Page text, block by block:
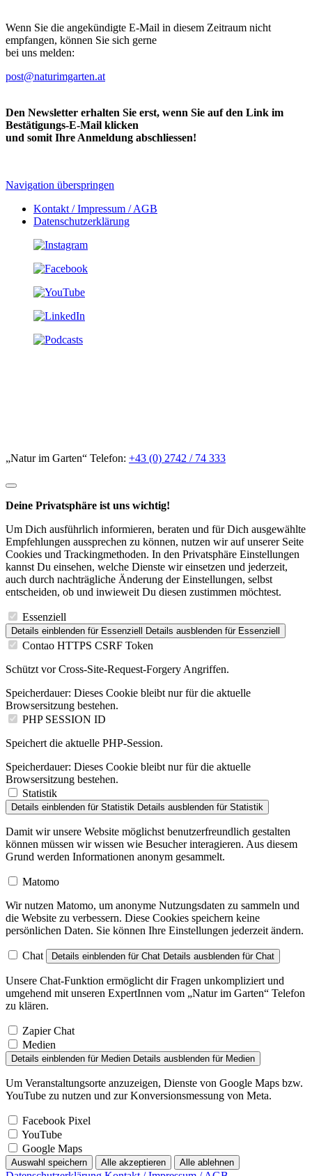
Wenn Sie die angekündigte E-Mail in diesem Zeitraum nicht
empfangen, können Sie sich gerne
bei uns melden:
post@naturimgarten.at
Den Newsletter erhalten Sie erst, wenn Sie auf den Link im
Bestätigungs-E-Mail klicken
und somit Ihre Anmeldung abschliessen!
Navigation überspringen
Kontakt / Impressum / AGB
Datenschutzerklärung
„Natur im Garten“ Telefon: +43 (0) 2742 / 74 333
Deine Privatsphäre ist uns wichtig!
Um Dich ausführlich informieren, beraten und für Dich ausgewählte
Empfehlungen aussprechen zu können, nutzen wir auf unserer Seite
Cookies und Trackingmethoden. In den Privatsphäre Einstellungen
kannst Du einsehen, welche Dienste wir einsetzen und jederzeit,
auch durch nachträgliche Änderung der Einstellungen, selbst
entscheiden, ob und inwieweit Du diesen zustimmen möchtest.
Essenziell
Details einblenden für Essenziell Details ausblenden für Essenziell
Contao HTTPS CSRF Token
Schützt vor Cross-Site-Request-Forgery Angriffen.
Speicherdauer: Dieses Cookie bleibt nur für die aktuelle
Browsersitzung bestehen.
PHP SESSION ID
Speichert die aktuelle PHP-Session.
Speicherdauer: Dieses Cookie bleibt nur für die aktuelle
Browsersitzung bestehen.
Statistik
Details einblenden für Statistik Details ausblenden für Statistik
Damit wir unsere Website möglichst benutzerfreundlich gestalten
können müssen wir wissen wie Besucher interagieren. Aus diesem
Grund werden Informationen anonym gesammelt.
Matomo
Wir nutzen Matomo, um anonyme Nutzungsdaten zu sammeln und
die Website zu verbessern. Diese Cookies speichern keine
persönlichen Daten. Sie können Ihre Einstellungen jederzeit ändern.
Chat Details einblenden für Chat Details ausblenden für Chat
Unsere Chat-Funktion ermöglicht dir Fragen unkompliziert und
umgehend mit unseren ExpertInnen vom „Natur im Garten“ Telefon
zu klären.
Zapier Chat
Medien
Details einblenden für Medien Details ausblenden für Medien
Um Veranstaltungsorte anzuzeigen, Dienste von Google Maps bzw.
YouTube zu nutzen und zur Konversionsmessung von Meta.
Facebook Pixel
YouTube
Google Maps
Auswahl speichern Alle akzeptieren Alle ablehnen